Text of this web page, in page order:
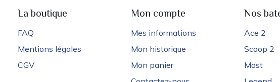
La boutique
FAQ
Mentions légales
CGV
Mon compte
Mes informations
Mon historique
Mon panier
Nos
Ace 2
Scoop 2
Most